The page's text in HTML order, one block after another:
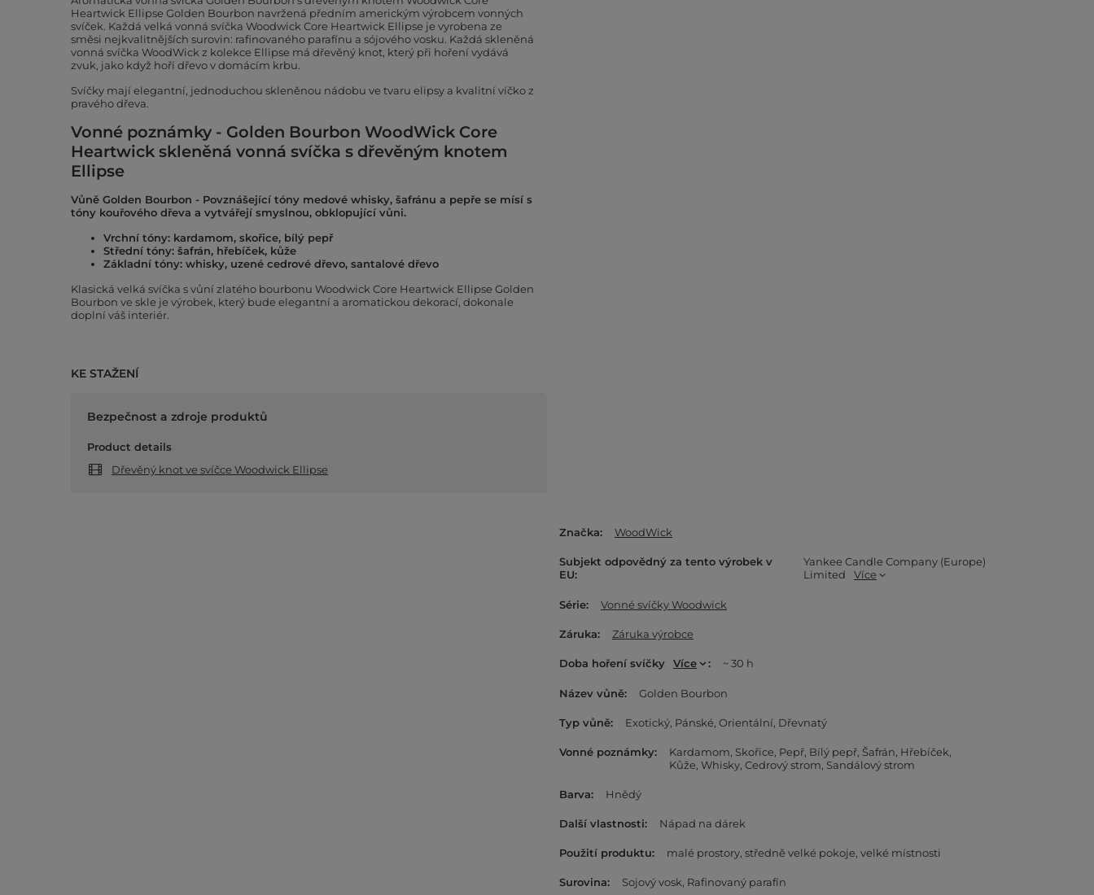
Heartwick Ellipse Golden Bourbon navržená předním americkým výrobcem vonných
svíček. Každá velká vonná svíčka Woodwick Core Heartwick Ellipse je vyrobena ze
směsi nejkvalitnějších surovin: rafinovaného parafínu a sójového vosku. Každá skleněná
vonná svíčka WoodWick z kolekce Ellipse má dřevěný knot, který při hoření vydává
zvuk, jako když hoří dřevo v domácím krbu.
Svíčky mají elegantní, jednoduchou skleněnou nádobu ve tvaru elipsy a kvalitní víčko z
pravého dřeva.
Vonné poznámky - Golden Bourbon WoodWick Core
Heartwick skleněná vonná svíčka s dřevěným knotem
Ellipse
Vůně Golden Bourbon - Povznášející tóny medové whisky, šafránu a pepře se mísí s
tóny kouřového dřeva a vytvářejí smyslnou, obklopující vůni.
Vrchní tóny: kardamom, skořice, bílý pepř
Střední tóny: šafrán, hřebíček, kůže
Základní tóny: whisky, uzené cedrové dřevo, santalové dřevo
Klasická velká svíčka s vůní zlatého bourbonu Woodwick Core Heartwick Ellipse Golden
Bourbon ve skle je výrobek, který bude elegantní a aromatickou dekorací, dokonale
doplní váš interiér.
KE STAŽENÍ
Bezpečnost a zdroje produktů
Product details
Dřevěný knot ve svíčce Woodwick Ellipse
Značka WoodWick
Subjekt odpovědný za tento výrobek v
EU
Yankee Candle Company (Europe)
Limited
Více
Série Vonné svíčky Woodwick
Záruka Záruka výrobce
Doba hoření svíčky Více ~ 30 h
Název vůně Golden Bourbon
Typ vůně Exotický Pánské Orientální Dřevnatý
Vonné poznámky Kardamom Skořice Pepř Bílý pepř Šafrán Hřebíček
Kůže Whisky Cedrový strom Sandálový strom
Barva Hnědý
Další vlastnosti Nápad na dárek
Použití produktu malé prostory středně velké pokoje velké místnosti
Surovina Sojový vosk Rafinovaný parafín